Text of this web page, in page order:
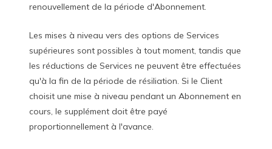
renouvellement de la période d'Abonnement.
Les mises à niveau vers des options de Services
supérieures sont possibles à tout moment, tandis que
les réductions de Services ne peuvent être effectuées
qu'à la fin de la période de résiliation. Si le Client
choisit une mise à niveau pendant un Abonnement en
cours, le supplément doit être payé
proportionnellement à l'avance.